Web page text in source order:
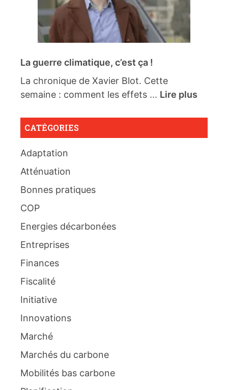
La guerre climatique, c’est ça !
La chronique de Xavier Blot. Cette
semaine : comment les effets ... Lire plus
CATÉGORIES
Adaptation
Atténuation
Bonnes pratiques
COP
Energies décarbonées
Entreprises
Finances
Fiscalité
Initiative
Innovations
Marché
Marchés du carbone
Mobilités bas carbone